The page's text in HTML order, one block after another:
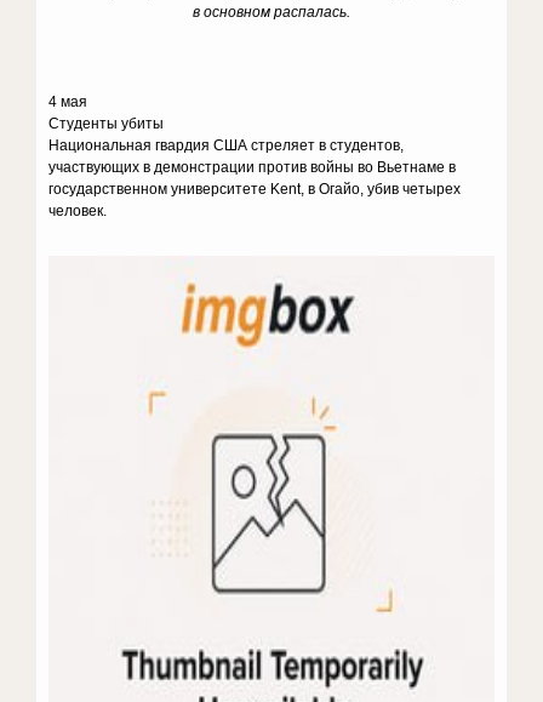
в основном распалась.
4 мая
Студенты убиты
Национальная гвардия США стреляет в студентов,
участвующих в демонстрации против войны во Вьетнаме в
государственном университете Kent, в Огайо, убив четырех
человек.